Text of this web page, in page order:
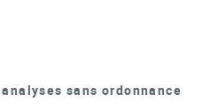
analyses sans ordonnance